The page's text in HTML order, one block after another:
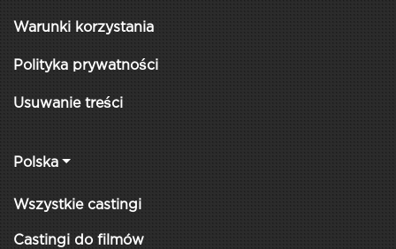
Warunki korzystania
Polityka prywatności
Usuwanie treści
Polska
Wszystkie castingi
Castingi do filmów